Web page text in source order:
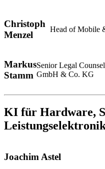
Christoph
Menzel
Head of Mobile
Markus
Stamm
Senior Legal
GmbH & Co. KG
KI für Hardware,
Joachim Astel